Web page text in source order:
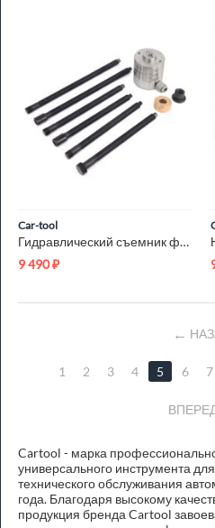
Car-tool
Гидравлический съемник форсунок Car-Tool CT-E7049
9 490₽
1 2 3 4 5 6 7
Cartool - марка
универсального инструмента
технического обслуживания
года. Благодаря высокому
продукция бренда Cartool